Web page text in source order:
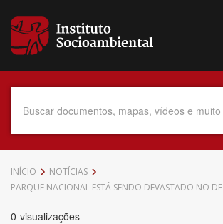
para
conteúdo
Data do Documento
INÍCIO
NOTÍCIAS
PARQUE NACIONAL ESTÁ SENDO DEVASTADO NO DF
0 visualizações